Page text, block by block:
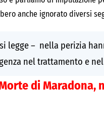
anche ignorato diversi
legge – nella perizia
nel trattamento e
di Maradona,